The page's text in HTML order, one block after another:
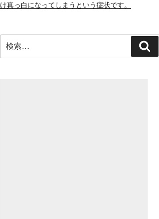
け真っ白になってしまうという症状です。
索:
索